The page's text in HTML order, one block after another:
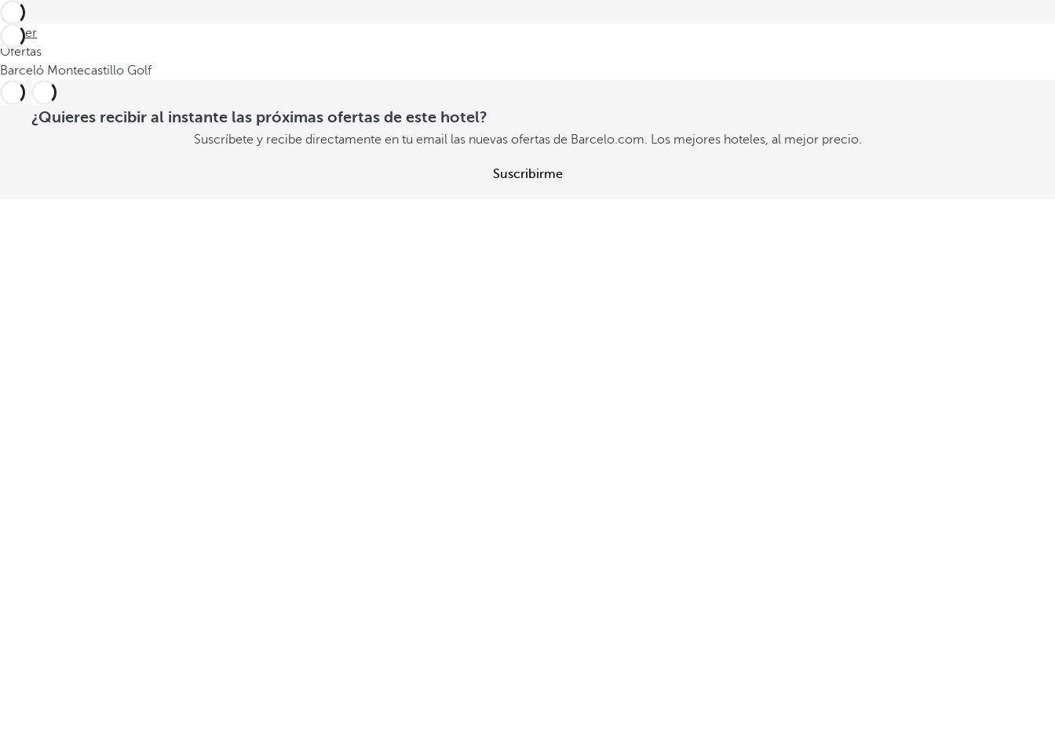
Volver
Ofertas
Barceló Montecastillo Golf
¿Quieres recibir al instante las próximas ofertas de este hotel?
Suscríbete y recibe directamente en tu email las nuevas ofertas de Barcelo.com. Los mejores hoteles, al mejor precio.
Suscribirme